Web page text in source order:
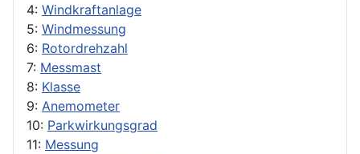
4: Windkraftanlage
5: Windmessung
6: Rotordrehzahl
7: Messmast
8: Klasse
9: Anemometer
10: Parkwirkungsgrad
11: Messung